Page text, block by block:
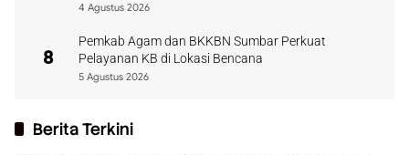
4 Agustus 2026
8
Pemkab Agam dan BKKBN Sumbar Perkuat
Pelayanan KB di Lokasi Bencana
5 Agustus 2026
Berita Terkini